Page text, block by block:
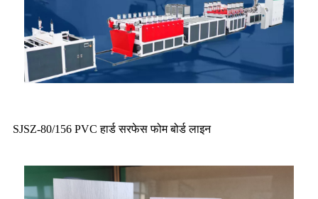
SJSZ-80/156 PVC हार्ड सरफेस फोम बोर्ड लाइन